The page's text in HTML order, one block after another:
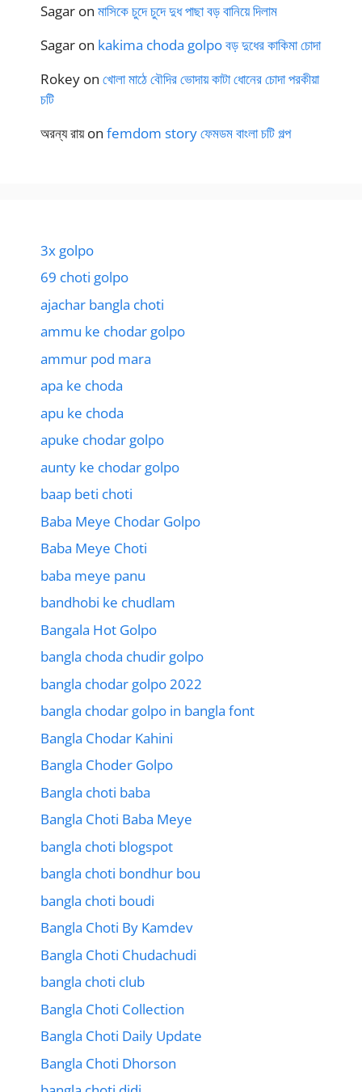
Sagar on মাসিকে চুদে চুদে দুধ পাছা বড় বানিয়ে দিলাম
Sagar on kakima choda golpo বড় দুধের কাকিমা চোদা
Rokey on খোলা মাঠে বৌদির ভোদায় কাটা ধোনের চোদা পরকীয়া
চটি
অরন্য রায়on femdom story ফেমডম বাংলা চটি গল্প
3x golpo
69 choti golpo
ajachar bangla choti
ammu ke chodar golpo
ammur pod mara
apa ke choda
apu ke choda
apuke chodar golpo
aunty ke chodar golpo
baap beti choti
Baba Meye Chodar Golpo
Baba Meye Choti
baba meye panu
bandhobi ke chudlam
Bangala Hot Golpo
bangla choda chudir golpo
bangla chodar golpo 2022
bangla chodar golpo in bangla font
Bangla Chodar Kahini
Bangla Choder Golpo
Bangla choti baba
Bangla Choti Baba Meye
bangla choti blogspot
bangla choti bondhur bou
bangla choti boudi
Bangla Choti By Kamdev
Bangla Choti Chudachudi
bangla choti club
Bangla Choti Collection
Bangla Choti Daily Update
Bangla Choti Dhorson